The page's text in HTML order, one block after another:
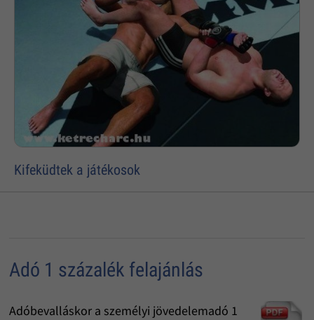
Kifeküdtek a játékosok
Adó 1 százalék felajánlás
Adóbevalláskor a személyi jövedelemadó 1